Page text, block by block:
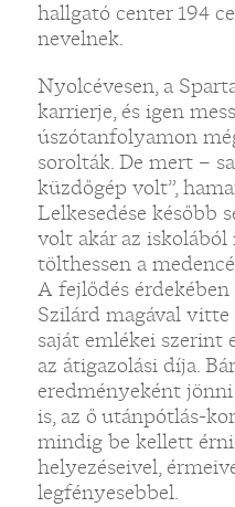
hallgató center 194
nevelnek.
Nyolcévesen, a
karrierje, és igen
úszótanfolyamon
sorolták. De mert –
küzdőgép volt”,
Lelkesedése később
volt akár az
tölthessen a
A fejlődés érdekében
Szilárd magával vitte
saját emlékei szerint
az átigazolási díja.
eredményeként
is, az ő utánpótlás-
mindig be kellett
helyezéseivel,
legfényesebbel.